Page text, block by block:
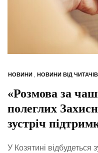
НОВИНИ , НОВИНИ ВІД ЧИТАЧІВ
«Розмова за
полеглих
зустріч
У Козятині відбудеться